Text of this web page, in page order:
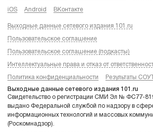
iOS Android ВКонтакте
Выходные данные сетевого издания 101.ru
Пользовательское соглашение
Пользовательское соглашение (подкасты)
Интеллектуальные права и отказ от
Политика конфиденциальности Результаты СОУТ
Выходные данные сетевого издания 101.ru
Свидетельство о регистрации СМИ Эл № ФС77-
выдано Федеральной службой по надзору в сфере
информационных технологий и массовых
(Роскомнадзор).